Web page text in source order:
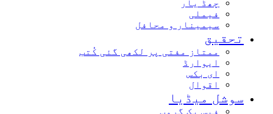
چھڈ یار
فیملی
سیمینار و محافل
تحقیق
ممتاز مفتی پر لکھی گئی کُتب
ایوارڈ
ای بکس
اقوال
سوشل میڈیا
فیس بک گروپ